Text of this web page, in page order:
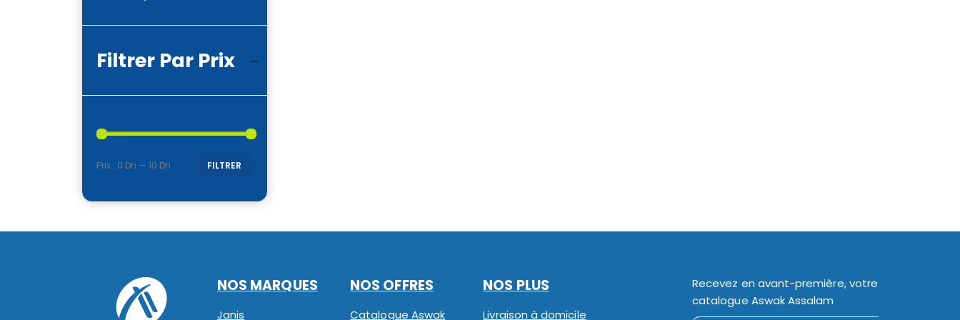
Filtrer Par Prix
FILTRER
Prix : 0 Dh — 10 Dh
NOS MARQUES
Janis
NOS OFFRES
Catalogue Aswak
NOS PLUS
Livraison à domicile
Recevez en avant-première, votre
catalogue Aswak Assalam